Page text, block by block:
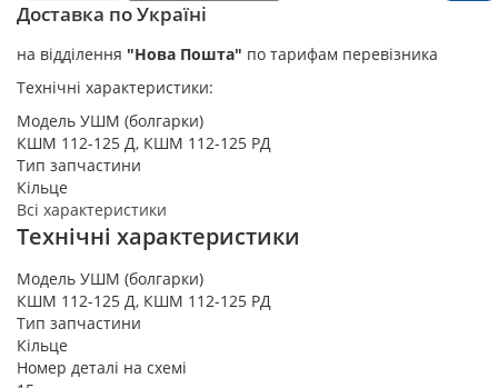
Доставка по Україні
на відділення "Нова Пошта" по тарифам перевізника
Технічні характеристики:
Модель УШМ (болгарки)
КШМ 112-125 Д, КШМ 112-125 РД
Тип запчастини
Кільце
Всі характеристики
Технічні характеристики
Модель УШМ (болгарки)
КШМ 112-125 Д, КШМ 112-125 РД
Тип запчастини
Кільце
Номер деталі на схемі